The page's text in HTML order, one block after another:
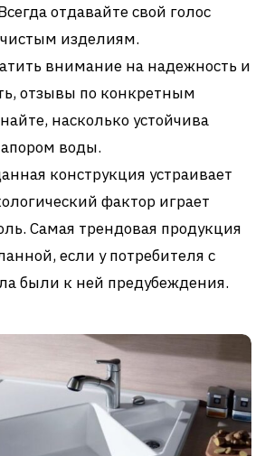
отдавайте свой голос
изделиям.
внимание на надежность и
отзывы по конкретным
насколько устойчива
воды.
конструкция устраивает
фактор играет
Самая трендовая продукция
если у потребителя с
были к ней предубеждения.